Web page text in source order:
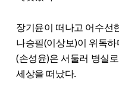
장기윤이 떠나고 어수선
나승필(이상보)이 위독
(손성윤)은 서둘러 병실
세상을 떠났다.